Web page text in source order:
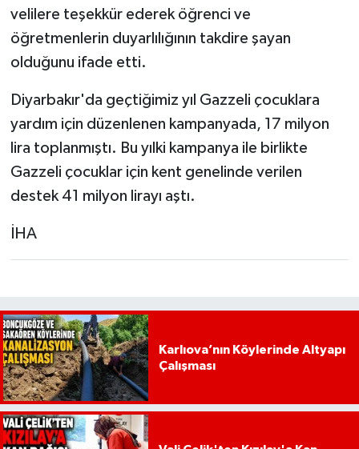
velilere teşekkür ederek öğrenci ve
öğretmenlerin duyarlılığının takdire şayan
olduğunu ifade etti.
Diyarbakır'da geçtiğimiz yıl Gazzeli çocuklara
yardım için düzenlenen kampanyada, 17 milyon
lira toplanmıştı. Bu yılki kampanya ile birlikte
Gazzeli çocuklar için kent genelinde verilen
destek 41 milyon lirayı aştı.
İHA
Karlıova’nın Köylerinde Altyapı
Çalışması